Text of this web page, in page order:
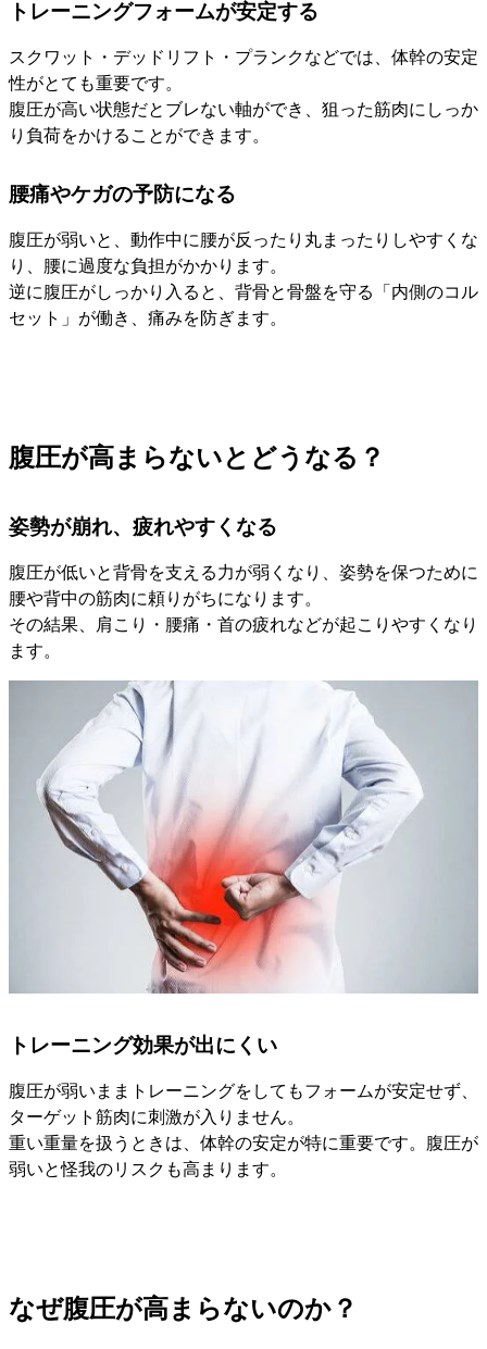
トレーニングフォームが安定する
スクワット・デッドリフト・プランクなどでは、体幹の安定
性がとても重要です。
腹圧が高い状態だとブレない軸ができ、狙った筋肉にしっか
り負荷をかけることができます。
腰痛やケガの予防になる
腹圧が弱いと、動作中に腰が反ったり丸まったりしやすくな
り、腰に過度な負担がかかります。
逆に腹圧がしっかり入ると、背骨と骨盤を守る「内側のコル
セット」が働き、痛みを防ぎます。
腹圧が高まらないとどうなる？
姿勢が崩れ、疲れやすくなる
腹圧が低いと背骨を支える力が弱くなり、姿勢を保つために
腰や背中の筋肉に頼りがちになります。
その結果、肩こり・腰痛・首の疲れなどが起こりやすくなり
ます。
トレーニング効果が出にくい
腹圧が弱いままトレーニングをしてもフォームが安定せず、
ターゲット筋肉に刺激が入りません。
重い重量を扱うときは、体幹の安定が特に重要です。腹圧が
弱いと怪我のリスクも高まります。
なぜ腹圧が高まらないのか？